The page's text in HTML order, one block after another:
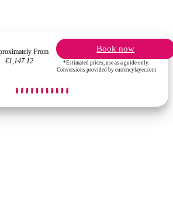
From
€1,147.12
Book now
*Estimated prices, use as a guide only.
Conversions provided by currencylayer.com